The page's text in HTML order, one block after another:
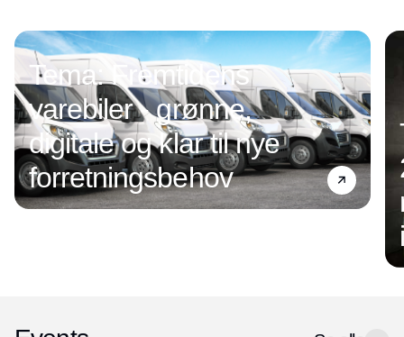
Tema: Fremtidens
varebiler - grønne,
digitale og klar til nye
forretningsbehov